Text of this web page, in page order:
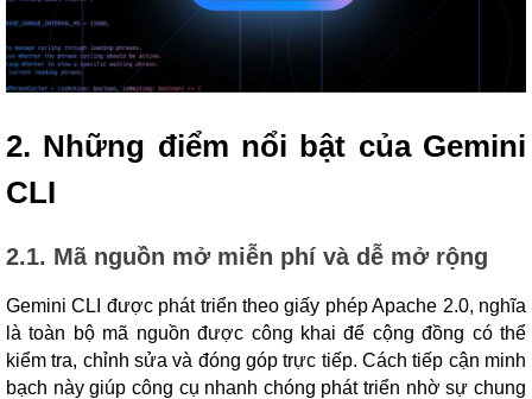
2. Những điểm nổi bật của Gemini
CLI
2.1. Mã nguồn mở miễn phí và dễ mở rộng
Gemini CLI được phát triển theo giấy phép Apache 2.0, nghĩa
là toàn bộ mã nguồn được công khai để cộng đồng có thể
kiểm tra, chỉnh sửa và đóng góp trực tiếp. Cách tiếp cận minh
bạch này giúp công cụ nhanh chóng phát triển nhờ sự chung